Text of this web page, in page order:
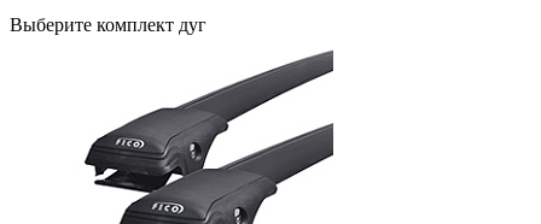
Выберите комплект дуг